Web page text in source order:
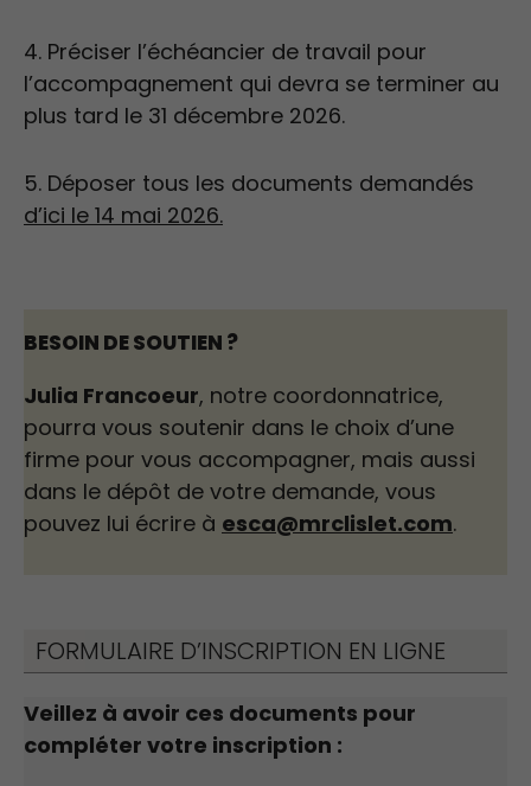
4. Préciser l’échéancier de travail pour
l’accompagnement qui devra se terminer au
plus tard le 31 décembre 2026.
5. Déposer tous les documents demandés
d’ici le 14 mai 2026.
BESOIN DE SOUTIEN ?
Julia Francoeur, notre coordonnatrice,
pourra vous soutenir dans le choix d’une
firme pour vous accompagner, mais aussi
dans le dépôt de votre demande, vous
pouvez lui écrire à esca@mrclislet.com.
FORMULAIRE D’INSCRIPTION EN LIGNE
Veillez à avoir ces documents pour
compléter votre inscription :